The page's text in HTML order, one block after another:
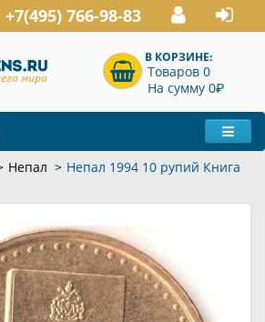
+7(495) 766-98-83
В КОРЗИНЕ:
Товаров 0
На сумму 0P
Непал Непал 1994 10 рупий Книга